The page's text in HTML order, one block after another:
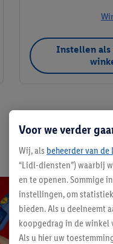
Instellen als
Voor we verder
Wij, als beheerder van
“Lidl-diensten”) waarbij
en te openen. Sommige
instellingen, om
bieden. Als u deelneemt
koopgedrag in de winkel
Als u hier uw